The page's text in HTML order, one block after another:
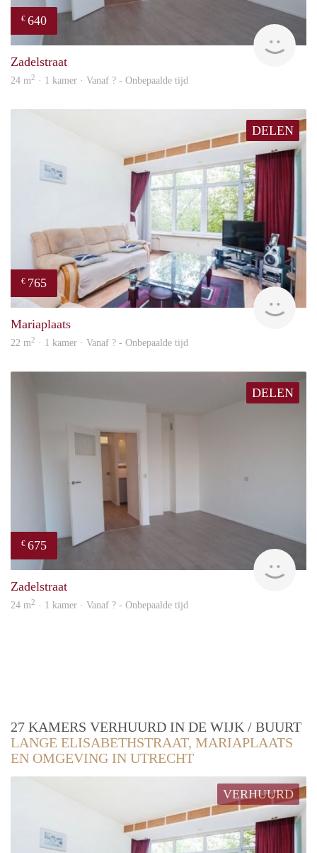
€ 640
Zadelstraat
24 m2 · 1 kamer · Vanaf ? - Onbepaalde tijd
DELEN
€ 765
Mariaplaats
22 m2 · 1 kamer · Vanaf ? - Onbepaalde tijd
DELEN
€ 675
Zadelstraat
24 m2 · 1 kamer · Vanaf ? - Onbepaalde tijd
27 KAMERS VERHUURD IN DE WIJK / BUURT
LANGE ELISABETHSTRAAT, MARIAPLAATS
EN OMGEVING IN UTRECHT
VERHUURD